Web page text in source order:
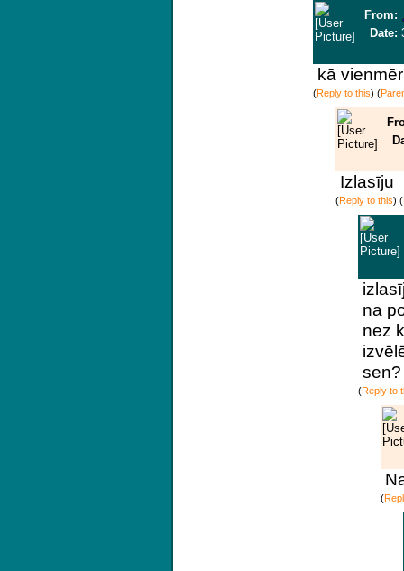
From:
Date:
kā
(Reply to this) (
Izlasīju
(Reply to this) (
na
nez
(Reply to
(